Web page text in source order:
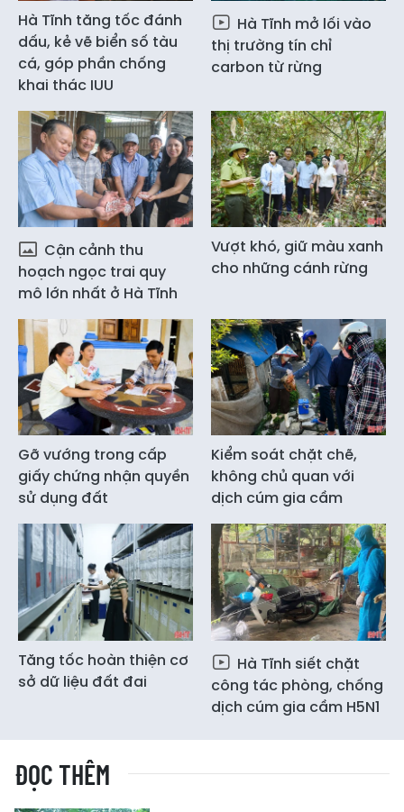
Hà Tĩnh tăng tốc đánh
dấu, kẻ vẽ biển số tàu
cá, góp phần chống
khai thác IUU
Hà Tĩnh mở lối vào
thị trường tín chỉ
carbon từ rừng
Cận cảnh thu
hoạch ngọc trai quy
mô lớn nhất ở Hà Tĩnh
Vượt khó, giữ màu xanh
cho những cánh rừng
Gỡ vướng trong cấp
giấy chứng nhận quyền
sử dụng đất
Kiểm soát chặt chẽ,
không chủ quan với
dịch cúm gia cầm
Tăng tốc hoàn thiện cơ
sở dữ liệu đất đai
Hà Tĩnh siết chặt
công tác phòng, chống
dịch cúm gia cầm H5N1
ĐỌC THÊM